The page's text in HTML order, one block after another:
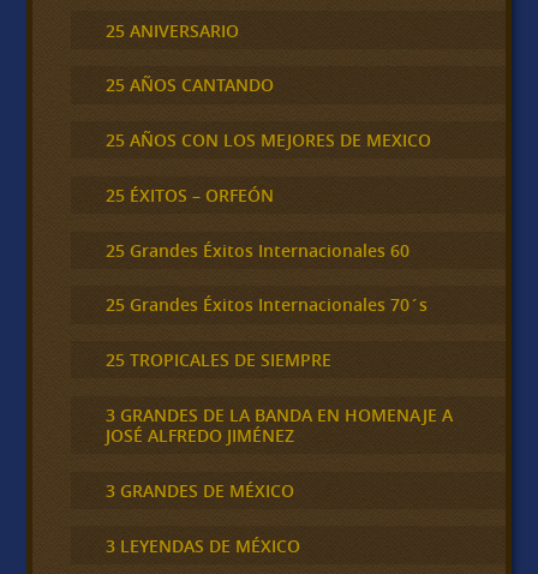
25 ANIVERSARIO
25 AÑOS CANTANDO
25 AÑOS CON LOS MEJORES DE MEXICO
25 ÉXITOS – ORFEÓN
25 Grandes Éxitos Internacionales 60
25 Grandes Éxitos Internacionales 70´s
25 TROPICALES DE SIEMPRE
3 GRANDES DE LA BANDA EN HOMENAJE A
JOSÉ ALFREDO JIMÉNEZ
3 GRANDES DE MÉXICO
3 LEYENDAS DE MÉXICO